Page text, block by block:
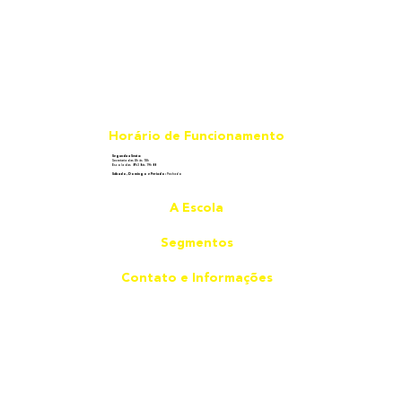
Horário de Funcionamento
Segunda a Sexta:
Secretaria das 8h às 18h
Escola das 07h30 às 19h00
Sábado, Domingo e Feriado: Fechado
A Escola
Segmentos
Contato e Informações